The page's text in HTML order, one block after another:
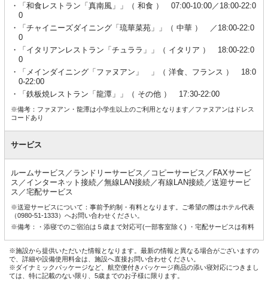
「和食レストラン「真南風」」（ 和食 ） 07:00-10:00／18:00-22:0
0
「チャイニーズダイニング「琉華菜苑」」（ 中華 ） ／18:00-22:0
0
「イタリアンレストラン「チュララ」」（ イタリア ） 18:00-22:0
0
「メインダイニング「ファヌアン」 」（ 洋食、フランス ） 18:0
0-22:00
「鉄板焼レストラン「龍潭」」（ その他 ） 17:30-22:00
※備考：ファヌアン・龍潭は小学生以上のご利用となります／ファヌアンはドレス
コードあり
サービス
ルームサービス／ランドリーサービス／コピーサービス／FAXサービ
ス／インターネット接続／無線LAN接続／有線LAN接続／送迎サービ
ス／宅配サービス
※送迎サービスについて：事前予約制・有料となります。ご希望の際はホテル代表
（0980-51-1333）へお問い合わせください。
※備考：・添寝でのご宿泊は５歳まで対応可(一部客室除く) ・宅配サービスは有料
※施設から提供いただいた情報となります。最新の情報と異なる場合がございますの
で、詳細や設備使用料金は、施設へ直接お問い合わせください。
※ダイナミックパッケージなど、航空便付きパッケージ商品の添い寝対応につきまし
ては、特に記載のない限り、5歳までのお子様に限ります。